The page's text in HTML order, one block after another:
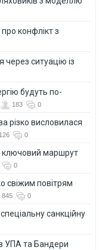
конфлікт з
через ситуацію із
будуть по-
183 0
різко висловилася
126 0
ключовий маршрут
0
свіжим повітрям
845 0
санкційну
УПА та Бандери